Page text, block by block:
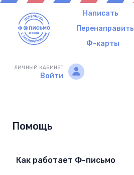
Написать
Перенаправить
Ф-карты
ЛИЧНЫЙ КАБИНЕТ
Войти
Помощь
Как работает Ф-письмо